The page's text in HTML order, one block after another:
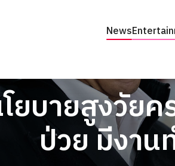
News
บายสูงวัยค
ป่วย มีงาน